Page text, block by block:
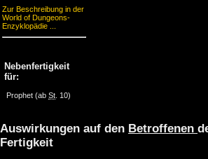
Zur Beschreibung in der
World of Dungeons-
Enzyklopädie ...
Nebenfertigkeit
für:
Prophet (ab St . 10)
Auswirkungen auf den Betroffenen
Fertigkeit